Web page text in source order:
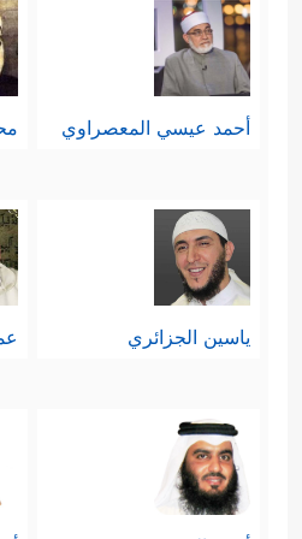
ٱلۡخَیۡرَ ٰ⁠تِۖ وَأُوْلَــٰۤىِٕكَ مِنَ
بين الخيرات والأمر
عن المنكر يقطع
وكرامتهم باسم النصح،
والنهي عن المنكر.
من مشاريعهم
الملتوية في التضليل
أحمد عيسي المعصراوي
ياسين الجزائري